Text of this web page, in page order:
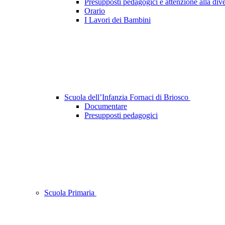
Presupposti pedagogici e attenzione alla
Orario
I Lavori dei Bambini
Scuola dell’Infanzia Fornaci di Briosco
Documentare
Presupposti pedagogici
Scuola Primaria